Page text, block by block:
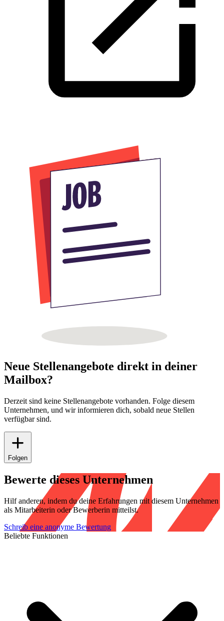
Neue Stellenangebote direkt in deiner
Mailbox?
Derzeit sind keine Stellenangebote vorhanden. Folge diesem
Unternehmen, und wir informieren dich, sobald neue Stellen
verfügbar sind.
Folgen
Bewerte dieses Unternehmen
Hilf anderen, indem du deine Erfahrungen mit diesem Unternehmen
als Mitarbeiterin oder Bewerberin mitteilst.
Schreib eine anonyme Bewertung
Beliebte Funktionen